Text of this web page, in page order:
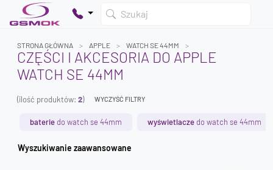
Szukaj
Dodaj produkty, aby kontynuować.
STRONA GŁÓWNA APPLE WATCH SE 44MM
CZĘŚCI I AKCESORIA DO APPLE
WATCH SE 44MM
(ilość produktów: 2) WYCZYŚĆ FILTRY
baterie do watch se 44mm wyświetlacze do watch se 44mm
Wyszukiwanie zaawansowane